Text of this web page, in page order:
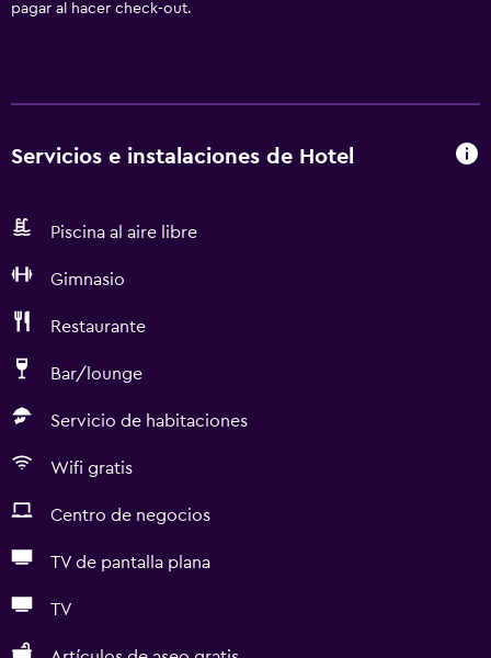
pagar al hacer check-out.
Servicios e instalaciones de Hotel
Piscina al aire libre
Gimnasio
Restaurante
Bar/lounge
Servicio de habitaciones
Wifi gratis
Centro de negocios
TV de pantalla plana
TV